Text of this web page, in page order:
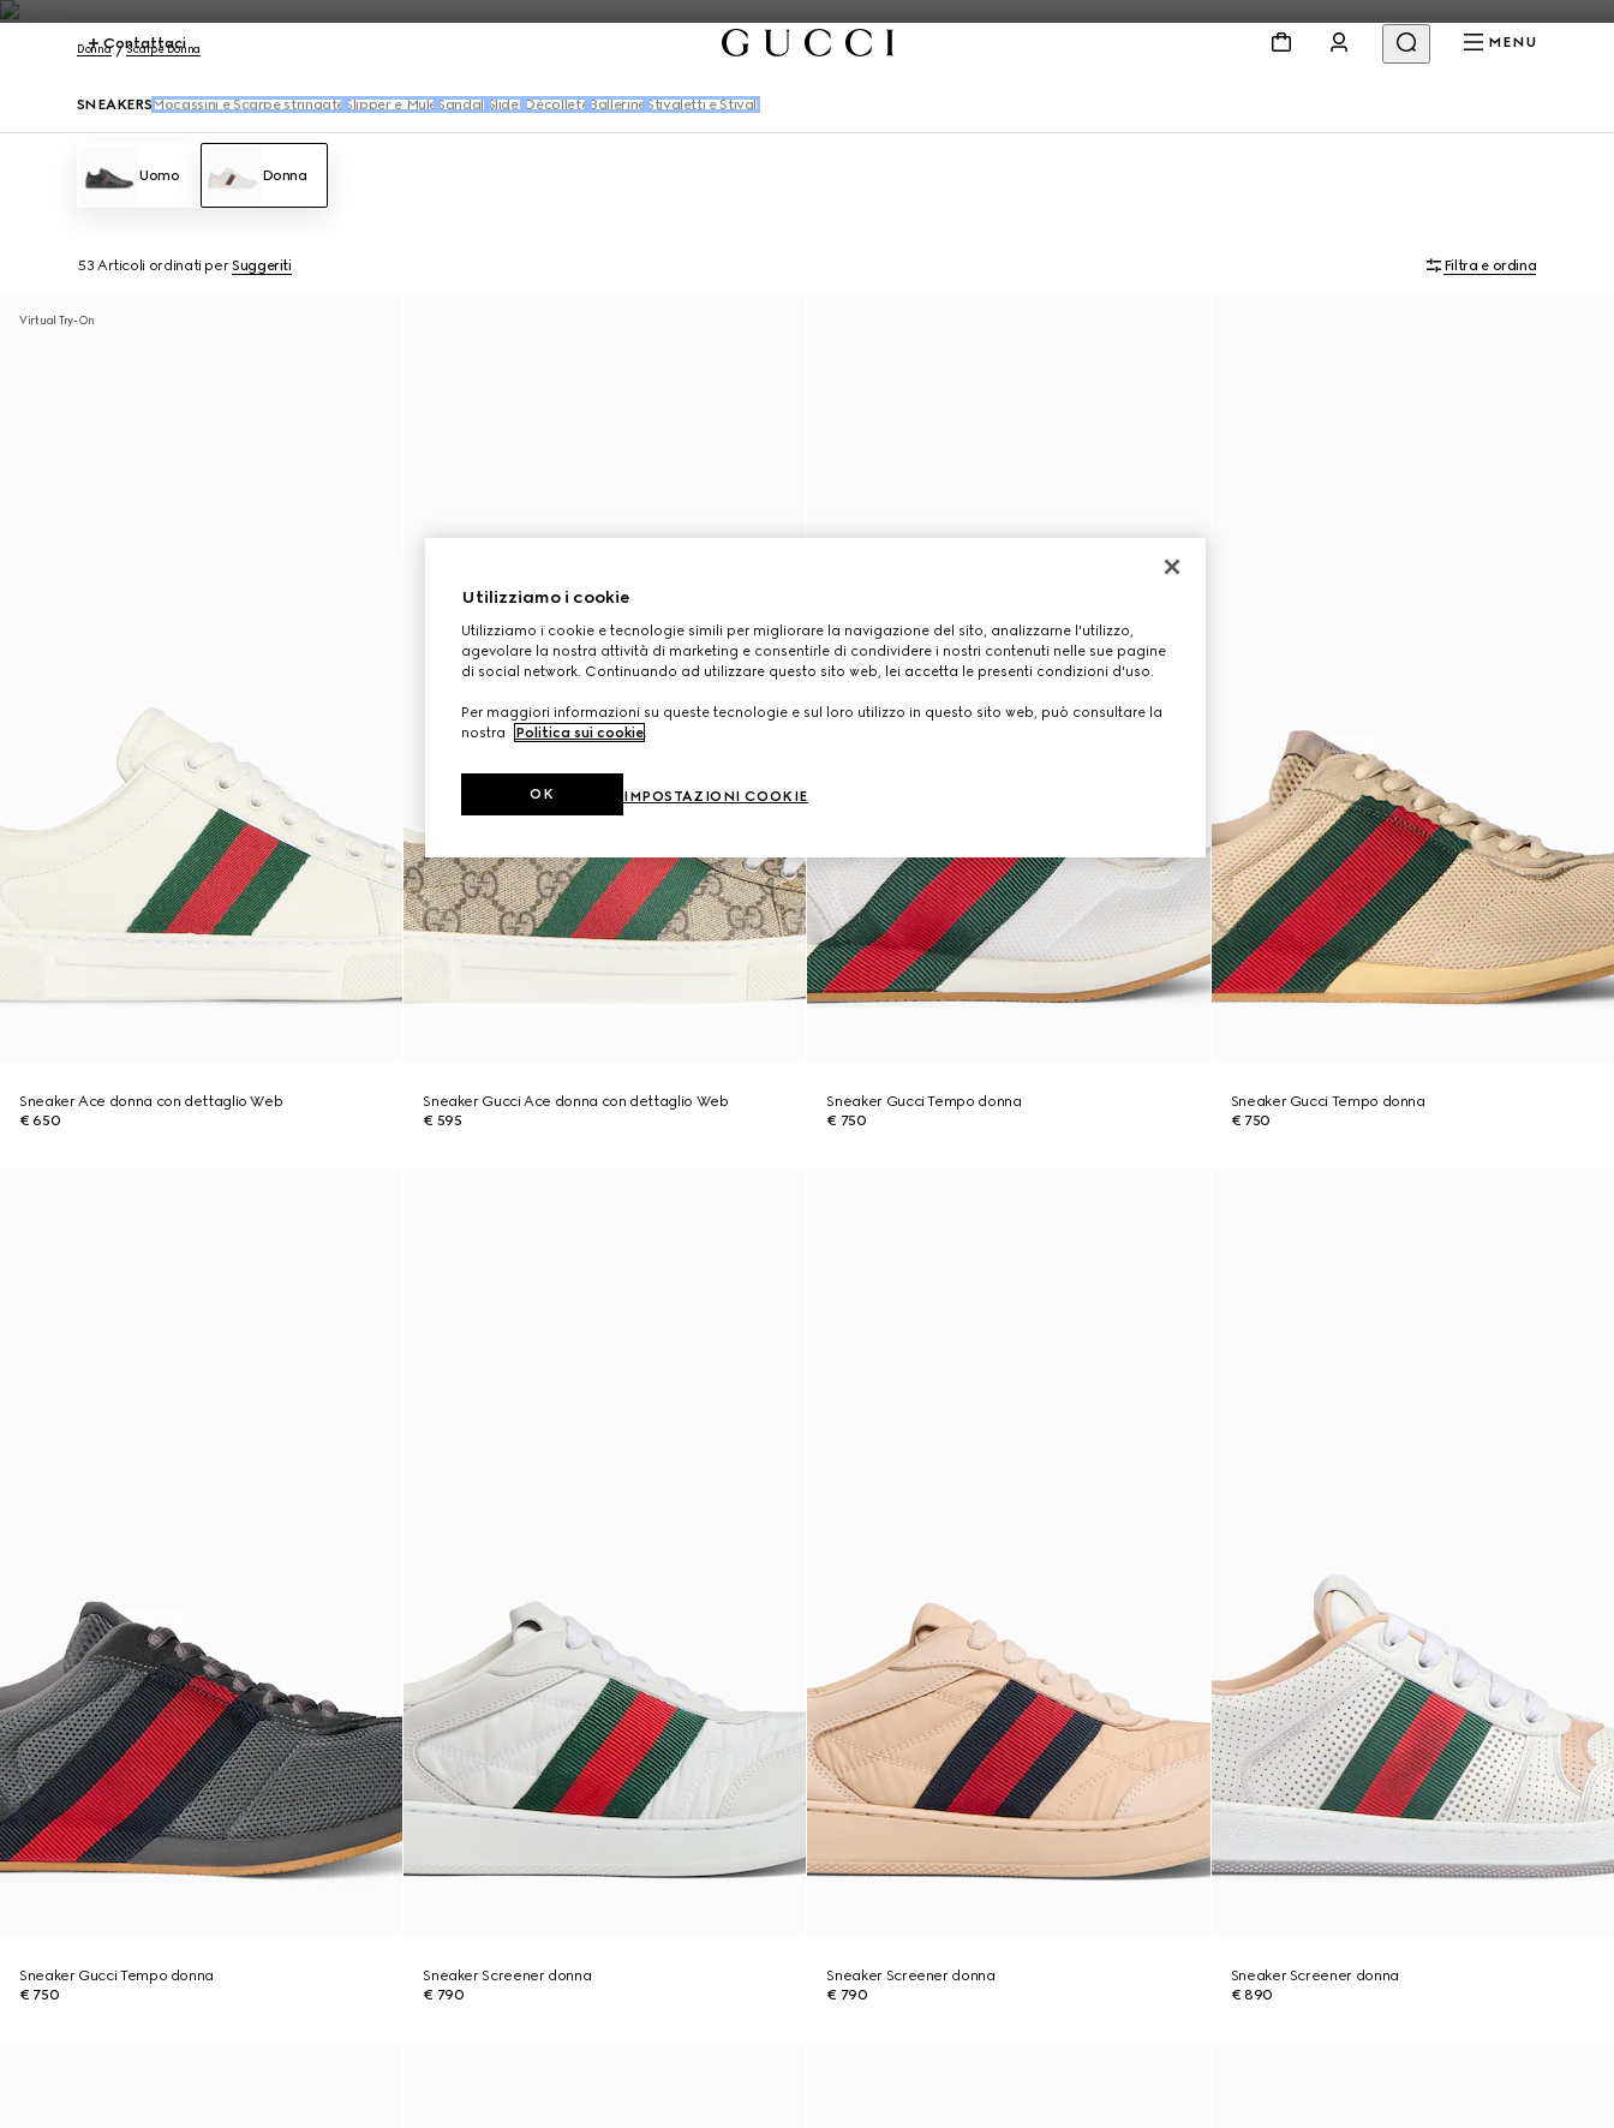
Contattaci MENU
Donna Scarpe Donna
SNEAKERS Mocassini e Scarpe stringate Slipper e Mule Sandali Slider DécolletéBallerine Stivaletti e Stivali
Uomo Donna
53 Articoli ordinati perSuggeriti Filtra e ordina
Virtual Try-On
Sneaker Ace donna con dettaglio Web
€ 650
Sneaker Gucci Ace donna con dettaglio Web
€ 595
Sneaker Gucci Tempo donna
€ 750
Sneaker Gucci Tempo donna
€ 750
Sneaker Gucci Tempo donna
€ 750
Sneaker Screener donna
€ 790
Sneaker Screener donna
€ 790
Sneaker Screener donna
€ 890
Utilizziamo i cookie
Utilizziamo i cookie e tecnologie simili per migliorare la navigazione del sito, analizzarne l'utilizzo,
agevolare la nostra attività di marketing e consentirle di condividere i nostri contenuti nelle sue pagine
di social network. Continuando ad utilizzare questo sito web, lei accetta le presenti condizioni d'uso.
Per maggiori informazioni su queste tecnologie e sul loro utilizzo in questo sito web, può consultare la
nostra
Politica sui cookie.
IMPOSTAZIONI COOKIE
OK